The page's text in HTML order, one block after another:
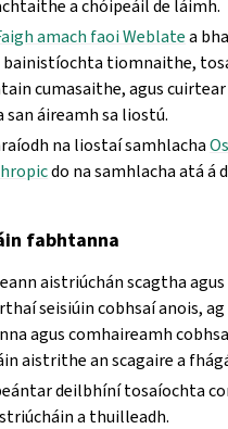
a chóipeáil de láimh.
amach faoi Weblatea
bainistíochta tiomnaithe,
cumasaithe, agus
san áireamh sa liostú.
na liostaí samhlacha
do na samhlacha atá á
fabhtanna
aistriúchán scagtha
seisiúin cobhsaí anois,
agus comhaireamh
aistrithe an scagaire a
deilbhíní tosaíochta
a thuilleadh.